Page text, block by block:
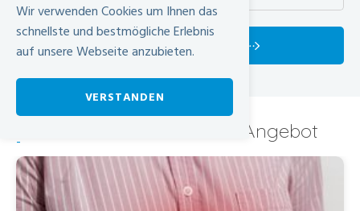
MEHR FACHPERSONEN
Refluxzentrum - Unser Angebot
Wir verwenden Cookies um Ihnen das
schnellste und bestmögliche Erlebnis
auf unsere Webseite anzubieten.
VERSTANDEN
-